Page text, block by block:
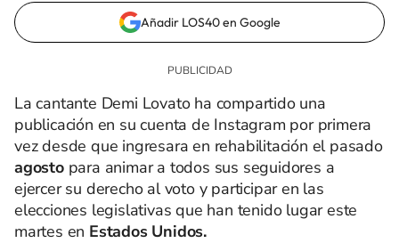
Añadir LOS40 en Google
La cantante Demi Lovato ha compartido una
publicación en su cuenta de Instagram por primera
vez desde que ingresara en rehabilitación el pasado
agostopara animar a todos sus seguidores a
ejercer su derecho al voto y participar en las
elecciones legislativas que han tenido lugar este
martes en Estados Unidos.